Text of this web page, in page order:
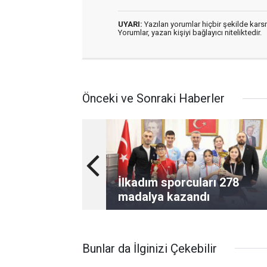
UYARI: Yazılan yorumlar hiçbir şekilde
Yorumlar, yazan kişiyi bağlayıcı niteliktedir.
Önceki ve Sonraki Haberler
İlkadım sporcuları 278
madalya kazandı
Bunlar da İlginizi Çekebilir